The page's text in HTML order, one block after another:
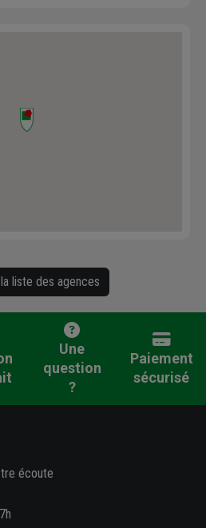
liste des agences
Une
question
?
Paiement
sécurisé
écoute